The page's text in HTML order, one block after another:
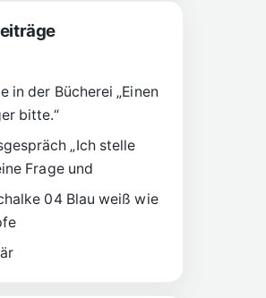
in der Bücherei „Einen
bitte.“
„Ich stelle
Frage und
04 Blau weiß wie